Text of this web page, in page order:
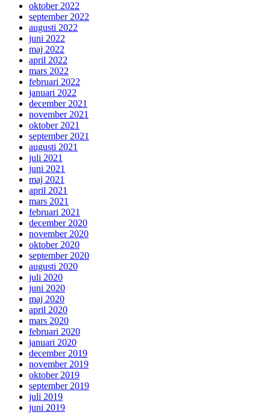
oktober 2022
september 2022
augusti 2022
juni 2022
maj 2022
april 2022
mars 2022
februari 2022
januari 2022
december 2021
november 2021
oktober 2021
september 2021
augusti 2021
juli 2021
juni 2021
maj 2021
april 2021
mars 2021
februari 2021
december 2020
november 2020
oktober 2020
september 2020
augusti 2020
juli 2020
juni 2020
maj 2020
april 2020
mars 2020
februari 2020
januari 2020
december 2019
november 2019
oktober 2019
september 2019
juli 2019
juni 2019